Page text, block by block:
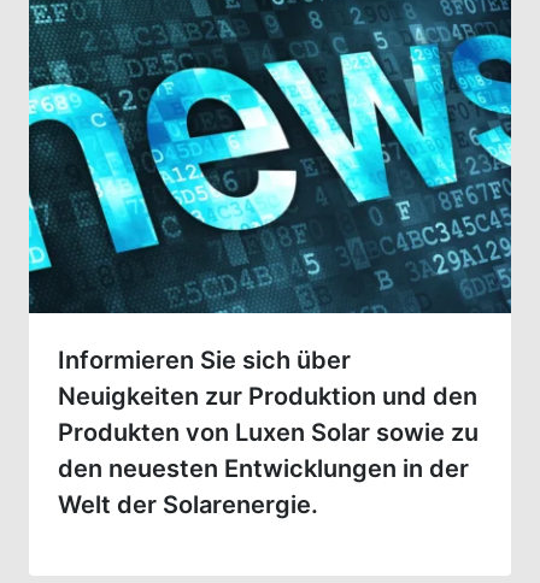
Informieren Sie sich über
Neuigkeiten zur Produktion und den
Produkten von Luxen Solar sowie zu
den neuesten Entwicklungen in der
Welt der Solarenergie.